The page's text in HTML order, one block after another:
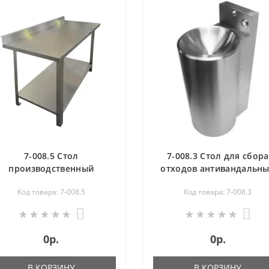
7-008.5 Стол
производственный
1200х530х870 мм
Код товара: 7-008.5
0р.
7-008.3 Стол для сбора
отходов
Код товара: 7-008.3
0р.